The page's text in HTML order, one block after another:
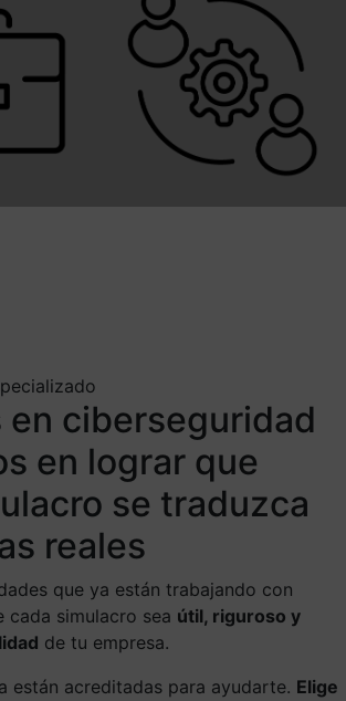
en ciberseguridad
en lograr que
se traduzca
reales
que ya están trabajando con
cada simulacro sea útil, riguroso y
de tu empresa.
están acreditadas para ayudarte. Elige